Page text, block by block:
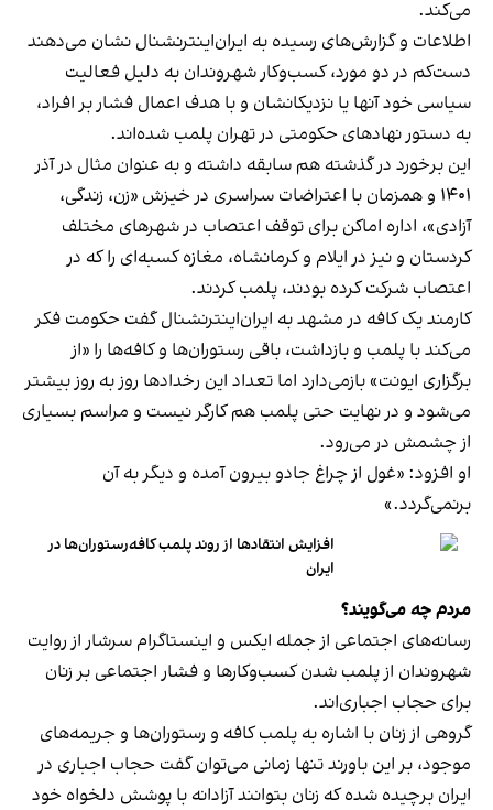
می‌کند.
اطلاعات و گزارش‌های رسیده به ایران‌اینترنشنال نشان می‌دهند
دست‌کم در دو مورد، کسب‌وکار شهروندان به دلیل فعالیت
سیاسی خود آنها یا نزدیکانشان و با هدف اعمال فشار بر افراد،
به دستور نهادهای حکومتی در تهران پلمب شده‌اند.
این برخورد در گذشته هم سابقه داشته و به عنوان مثال در آذر
۱۴۰۱ و همزمان با اعتراضات سراسری در خیزش «زن، زندگی،
آزادی»، اداره اماکن برای توقف اعتصاب در شهرهای مختلف
کردستان و نیز در ایلام و کرمانشاه، مغازه کسبه‌ای را که در
اعتصاب شرکت کرده بودند، پلمب کردند.
کارمند یک کافه در مشهد به ایران‌اینترنشنال گفت حکومت فکر
می‌کند با پلمب و بازداشت، باقی رستوران‌ها و کافه‌ها را «از
برگزاری ایونت» بازمی‌دارد اما تعداد این رخدادها روز به روز بیشتر
می‌شود و در نهایت حتی پلمب هم کارگر نیست و مراسم بسیاری
از چشمش در می‌رود.
او افزود: «غول از چراغ جادو بیرون آمده و دیگر به آن
برنمی‎‌گردد.»
افزایش انتقادها از روند پلمب کافه‌رستوران‌ها در
ایران
مردم چه می‌گویند؟
رسانه‎‌های اجتماعی از جمله ایکس و اینستاگرام سرشار از روایت
شهروندان از پلمب شدن کسب‌وکارها و فشار اجتماعی بر زنان
برای حجاب اجباری‌اند.
گروهی از زنان با اشاره به پلمب کافه و رستوران‌ها و جریمه‌های
موجود، بر این باورند تنها زمانی می‌توان گفت حجاب اجباری در
ایران برچیده شده که زنان بتوانند آزادانه با پوشش دلخواه خود